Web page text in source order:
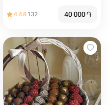
4.68 132 40 000֏